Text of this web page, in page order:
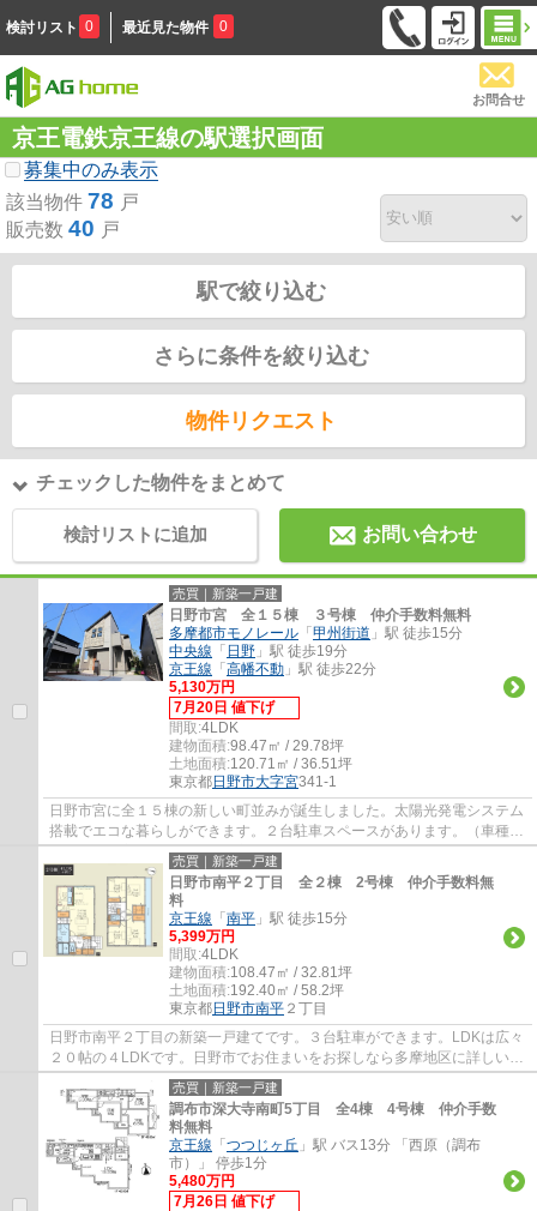
検討リスト 0 最近見た物件 0
お問合せ
京王電鉄京王線の駅選択画面
募集中のみ表示
該当物件 78 戸
販売数 40 戸
駅で絞り込む
さらに条件を絞り込む
物件リクエスト
チェックした物件をまとめて
検討リストに追加 お問い合わせ
売買｜新築一戸建
日野市宮 全１５棟 ３号棟 仲介手数料無料
多摩都市モノレール 「 甲州街道 」駅 徒歩15分
中央線 「 日野 」駅 徒歩19分
京王線 「 高幡不動 」駅 徒歩22分
5,130万円
7月20日 値下げ
間取:4LDK
建物面積:98.47㎡ / 29.78坪
土地面積:120.71㎡ / 36.51坪
東京都日野市大字宮341-1
日野市宮に全１５棟の新しい町並みが誕生しました。太陽光発電システム
搭載でエコな暮らしができます。２台駐車スペースがあります。（車種に
よります）玄関は使い勝手の良いマルチエ...
売買｜新築一戸建
日野市南平２丁目 全２棟 2号棟 仲介手数料無
料
京王線 「 南平 」駅 徒歩15分
5,399万円
間取:4LDK
建物面積:108.47㎡ / 32.81坪
土地面積:192.40㎡ / 58.2坪
東京都日野市南平 ２丁目
日野市南平２丁目の新築一戸建てです。３台駐車ができます。LDKは広々
２０帖の４LDKです。日野市でお住まいをお探しなら多摩地区に詳しいエ
ージーホームに是非お任せください。まずは...
売買｜新築一戸建
調布市深大寺南町5丁目 全4棟 4号棟 仲介手数
料無料
京王線 「 つつじヶ丘 」駅 バス13分 「西原（調布
市）」 停歩1分
5,480万円
7月26日 値下げ